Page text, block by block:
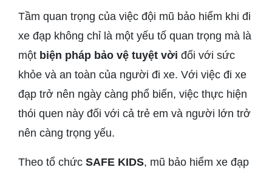
Tầm quan trọng của việc đội mũ bảo hiểm khi đi
xe đạp không chỉ là một yếu tố quan trọng mà là
một biện pháp bảo vệ tuyệt vời đối với sức
khỏe và an toàn của người đi xe. Với việc đi xe
đạp trở nên ngày càng phổ biến, việc thực hiện
thói quen này đối với cả trẻ em và người lớn trở
nên càng trọng yếu.
Theo tổ chức SAFE KIDS, mũ bảo hiểm xe đạp